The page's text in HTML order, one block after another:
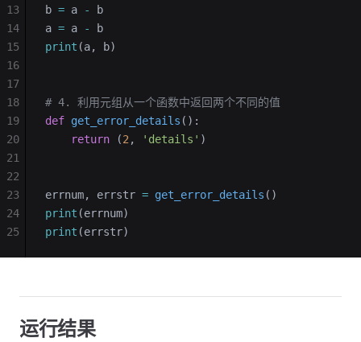
b = a -
b
a = a -
b
print (a, b)
# 4. 利用元组从一个函数中返回两个不同的值
def get_error_details ():
    return
(2 , 'details' )
errnum, errstr = get_error_details ()
print (errnum)
print (errstr)
13
14
15
16
17
18
19
20
21
22
23
24
25
运行结果